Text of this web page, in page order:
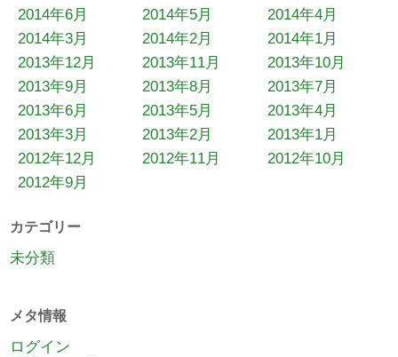
2014年6月
2014年5月
2014年4月
2014年3月
2014年2月
2014年1月
2013年12月
2013年11月
2013年10月
2013年9月
2013年8月
2013年7月
2013年6月
2013年5月
2013年4月
2013年3月
2013年2月
2013年1月
2012年12月
2012年11月
2012年10月
2012年9月
カテゴリー
未分類
メタ情報
ログイン